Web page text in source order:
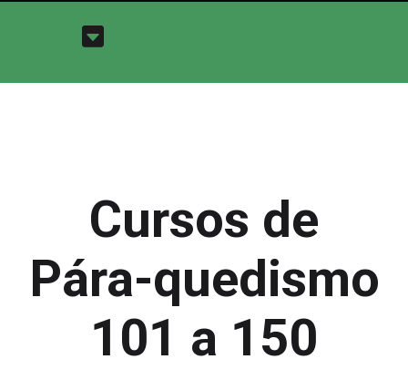
Cursos de
Pára-quedismo
101 a 150